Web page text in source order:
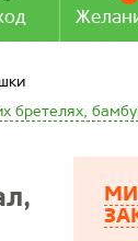
бретелях,